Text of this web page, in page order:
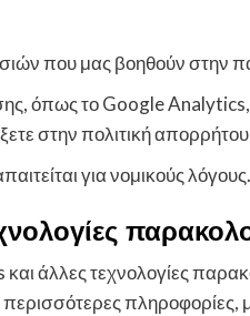
που μας βοηθούν στην
όπως το Google Analytics,
στην πολιτική
για νομικούς λόγους.
άλλες τεχνολογίες
περισσότερες πληροφορίες,